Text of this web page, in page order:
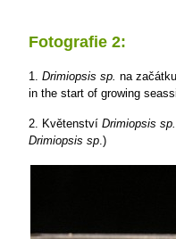
Fotografie 2:
1. Drimiopsis sp. na
in the start of growing
2. Květenství Drimiopsis sp.
Drimiopsis sp.)